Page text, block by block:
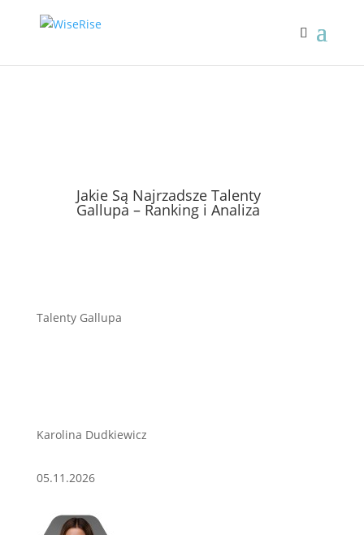
Jakie Są Najrzadsze Talenty
Gallupa – Ranking i Analiza
Talenty Gallupa
Karolina Dudkiewicz
05.11.2026